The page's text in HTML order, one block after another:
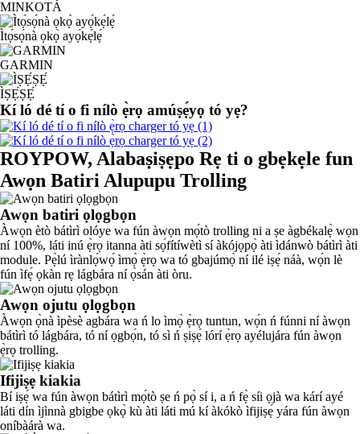
MINKOTÁ
Ìtọ́sọ́nà ọkọ̀ ayọ́kẹ́lẹ́
GARMIN
ÌṢẸ́ṢẸ́
Kí ló dé tí o fi nílò ẹ̀rọ amúṣẹ́yọ tó yẹ?
ROYPOW, Alabaṣiṣẹpo Rẹ ti o gbẹkẹle fun
Awọn Batiri Alupupu Trolling
Awọn batiri ọlọgbọn
Àwọn ètò bátìrì olóye wa fún àwọn mọ́tò trolling ni a ṣe àgbékalẹ̀ wọn
ní 100%, láti inú ẹ̀rọ itanna àti sọ́fítíwètì sí àkójọpọ̀ àti ìdánwò bátìrì àti
module. Pẹ̀lú ìrànlọ́wọ́ ìmọ̀ ẹ̀rọ wa tó gbajúmọ̀ ní ilé iṣẹ́ náà, wọ́n lè
fún ìfẹ́ ọkàn rẹ lágbára ní ọ̀sán àti òru.
Awọn ojutu ọlọgbọn
Àwọn ọ̀nà ìpèsè agbára wa ń lo ìmọ̀ ẹ̀rọ tuntun, wọ́n ń fúnni ní àwọn
bátìrì tó lágbára, tó ní ọgbọ́n, tó sì ń ṣiṣẹ́ lórí ẹ̀rọ ayélujára fún àwọn
ẹ̀rọ trolling.
Ifijiṣẹ kiakia
Bí iṣẹ́ wa fún àwọn bátìrì mọ́tò ṣe ń pọ̀ sí i, a ń fẹ̀ síi ọjà wa kárí ayé
láti dín ìjìnnà gbigbe ọkọ̀ kù àti láti mú kí àkókò ìfijiṣẹ́ yára fún àwọn
oníbàárà wa.